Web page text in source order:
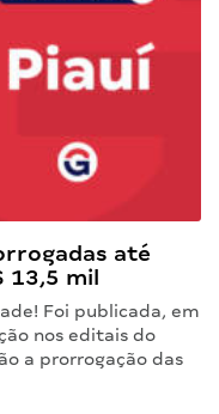
até
13,5 mil
Foi publicada, em
nos editais do
a prorrogação das